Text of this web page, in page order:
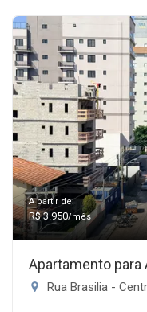
A partir de:
R$ 3.950/mês
Apartamento para
Rua Brasilia -